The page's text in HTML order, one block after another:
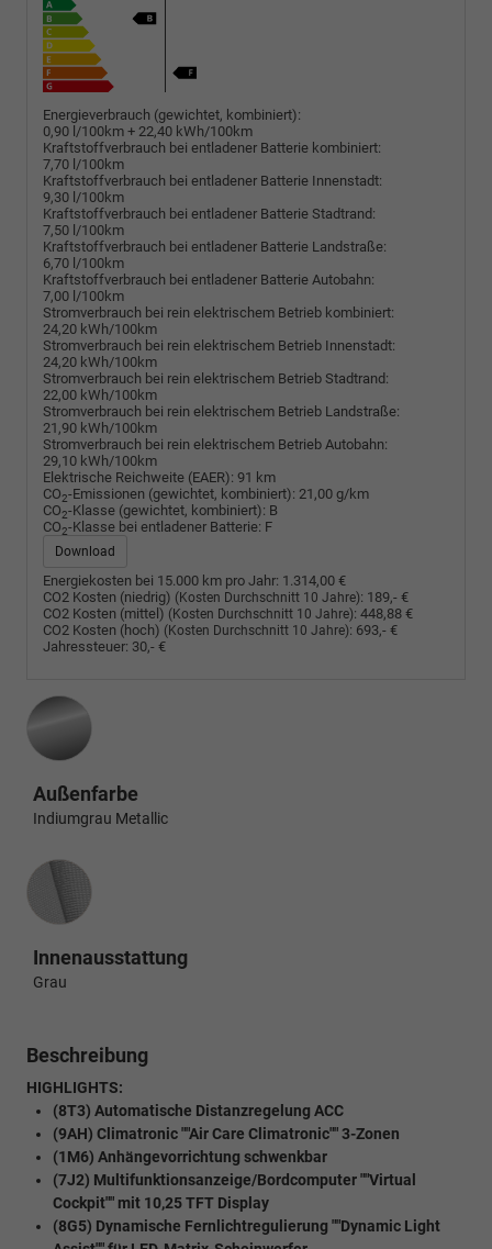
Energieverbrauch (gewichtet, kombiniert):
0,90 l/100km + 22,40 kWh/100km
Kraftstoffverbrauch bei entladener Batterie kombiniert:
7,70 l/100km
Kraftstoffverbrauch bei entladener Batterie Innenstadt:
9,30 l/100km
Kraftstoffverbrauch bei entladener Batterie Stadtrand:
7,50 l/100km
Kraftstoffverbrauch bei entladener Batterie Landstraße:
6,70 l/100km
Kraftstoffverbrauch bei entladener Batterie Autobahn:
7,00 l/100km
Stromverbrauch bei rein elektrischem Betrieb kombiniert:
24,20 kWh/100km
Stromverbrauch bei rein elektrischem Betrieb Innenstadt:
24,20 kWh/100km
Stromverbrauch bei rein elektrischem Betrieb Stadtrand:
22,00 kWh/100km
Stromverbrauch bei rein elektrischem Betrieb Landstraße:
21,90 kWh/100km
Stromverbrauch bei rein elektrischem Betrieb Autobahn:
29,10 kWh/100km
Elektrische Reichweite (EAER): 91 km
CO2-Emissionen (gewichtet, kombiniert): 21,00 g/km
CO2-Klasse (gewichtet, kombiniert): B
CO2-Klasse bei entladener Batterie: F
Download
Energiekosten bei 15.000 km pro Jahr: 1.314,00 €
CO2 Kosten (niedrig) (Kosten Durchschnitt 10 Jahre): 189,- €
CO2 Kosten (mittel) (Kosten Durchschnitt 10 Jahre): 448,88 €
CO2 Kosten (hoch) (Kosten Durchschnitt 10 Jahre): 693,- €
Jahressteuer: 30,- €
Außenfarbe
Indiumgrau Metallic
Innenausstattung
Innenausstattung
Grau
Beschreibung
HIGHLIGHTS:
(8T3) Automatische Distanzregelung ACC
(9AH) Climatronic ""Air Care Climatronic"" 3-Zonen
(1M6) Anhängevorrichtung schwenkbar
(7J2) Multifunktionsanzeige/Bordcomputer ""Virtual
Cockpit"" mit 10,25 TFT Display
(8G5) Dynamische Fernlichtregulierung ""Dynamic Light